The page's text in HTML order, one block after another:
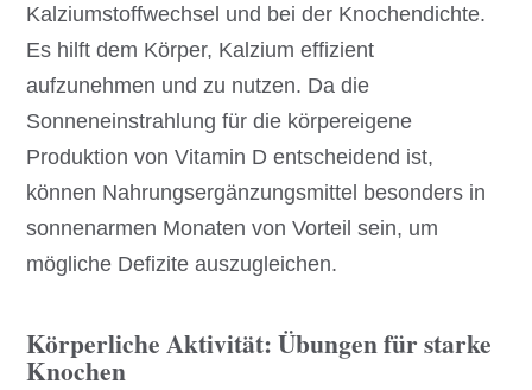
Kalziumstoffwechsel und bei der Knochendichte.
Es hilft dem Körper, Kalzium effizient
aufzunehmen und zu nutzen. Da die
Sonneneinstrahlung für die körpereigene
Produktion von Vitamin D entscheidend ist,
können Nahrungsergänzungsmittel besonders in
sonnenarmen Monaten von Vorteil sein, um
mögliche Defizite auszugleichen.
Körperliche Aktivität: Übungen für starke
Knochen